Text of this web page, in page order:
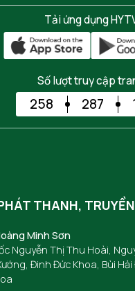
Tải ứng dụng
Số lượt truy cập
258 287
THANH,
Minh Sơn
Nguyễn Thị Thu Hoài,
Đinh Đức Khoa, Bùi